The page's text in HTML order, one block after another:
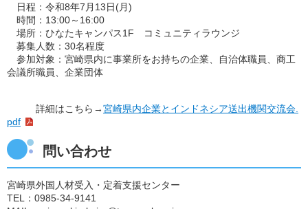
日程：令和8年7月13日(月)
時間：13:00～16:00
場所：ひなたキャンパス1F コミュニティラウンジ
募集人数：30名程度
参加対象：宮崎県内に事業所をお持ちの企業、自治体職員、商工
会議所職員、 企業団体
詳細はこちら→宮崎県内企業とインドネシア送出機関交流会.
pdf
問い合わせ
宮崎県外国人材受入・定着支援センター
TEL：0985-34-9141